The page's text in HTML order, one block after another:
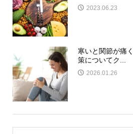
2023.06.23
寒いと関節が痛
策についてク...
2026.01.26